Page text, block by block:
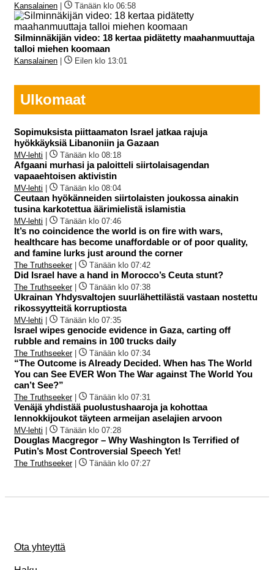
Kansalainen Tänään klo 06:58
Silminnäkijän video: 18 kertaa pidätetty maahanmuuttaja
talloi miehen koomaan
Kansalainen Eilen klo 13:01
Ulkomaat
Sopimuksista piittaamaton Israel jatkaa rajuja
hyökkäyksiä Libanoniin ja Gazaan
MV-lehti Tänään klo 08:18
Afgaani murhasi ja paloitteli siirtolaisagendan
vapaaehtoisen aktivistin
MV-lehti Tänään klo 08:04
Ceutaan hyökänneiden siirtolaisten joukossa ainakin
tusina karkotettua äärimielistä islamistia
MV-lehti Tänään klo 07:46
It’s no coincidence the world is on fire with wars,
healthcare has become unaffordable or of poor quality,
and famine lurks just around the corner
The Truthseeker| Tänään klo 07:42
Did Israel have a hand in Morocco’s Ceuta stunt?
The Truthseeker| Tänään klo 07:38
Ukrainan Yhdysvaltojen suurlähettilästä vastaan nostettu
rikossyytteitä korruptiosta
MV-lehti Tänään klo 07:35
Israel wipes genocide evidence in Gaza, carting off
rubble and remains in 100 trucks daily
The Truthseeker| Tänään klo 07:34
“The Outcome is Already Decided. When has The World
You can See EVER Won The War against The World You
can’t See?”
The Truthseeker| Tänään klo 07:31
Venäjä yhdistää puolustushaaroja ja kohottaa
lennokkijoukot täyteen armeijan aselajien arvoon
MV-lehti Tänään klo 07:28
Douglas Macgregor – Why Washington Is Terrified of
Putin’s Most Controversial Speech Yet!
The Truthseeker| Tänään klo 07:27
Ota yhteyttä